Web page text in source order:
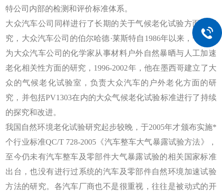
特公司内部的检测和评价标准体系。
大众汽车公司同样进行了长期的关于气候老化试验方面的研
究，大众汽车公司的伯尔哈德·莱斯特自1986年以来，一直作
为大众汽车公司的化学家从事材料户外自然暴晒与人工加速
老化相关性方面的研究，1996-2002年，他在墨西哥建立了大
众的气候老化试验室，负责大众汽车的户外老化方面的研
究，并包括PV1303在内的大众气候老化试验标准进行了持续
的探究和改进。
我国自然环境老化试验研究起步较晚，于2005年才颁布实施*
个行业标准QC/T 728-2005《汽车整车大气暴露试验方法》，
至今仍未有汽车整车及零部件大气暴露试验的相关国家标准
出台，也没有进行过系统的汽车及零部件自然环境加速试验
方法的研究。各汽车厂商也不是很重视，往往是被动式的开